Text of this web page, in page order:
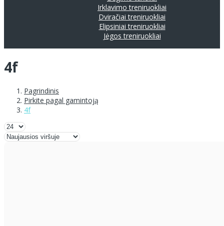
Irklavimo treniruokliai
Dviračiai treniruokliai
Elipsiniai treniruokliai
Jėgos treniruokliai
4f
Pagrindinis
Pirkite pagal gamintoją
4f